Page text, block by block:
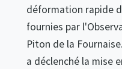
déformation rapide
fournies par
Piton de la
a déclenché la mise